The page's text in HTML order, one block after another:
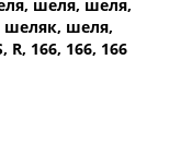
шеля, шеля,
шеля,
166, 166, 166